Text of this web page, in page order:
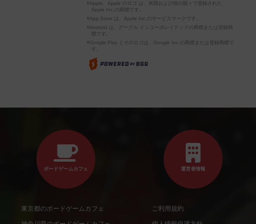
※Apple、Apple のロゴ は、米国および他の国々で登録された
Apple Inc.の商標です。
※App Store は、Apple Inc.のサービスマークです。
※Android は、グーグル インコーポレイテッドの商標または登録商
標です。
※Google Play とそのロゴは、Google Inc.の商標または登録商標で
す。
ボードゲームカフェ
東京都のボードゲームカフェ
運営者情報
ご利用規約